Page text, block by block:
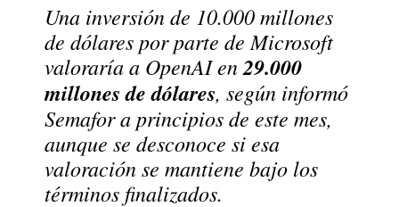
Una inversión de 10.000 millones
de dólares por parte de Microsoft
valoraría a OpenAI en29.000
millones de dólares, según informó
Semafora principios de este mes,
aunque se desconoce si esa
valoración se mantiene bajo los
términos finalizados.